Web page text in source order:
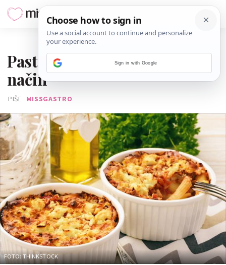
Pastitsio: Lazanje na grčki
način
PIŠE MISSGASTRO
FOTO: THINKSTOCK
Sign in with Google